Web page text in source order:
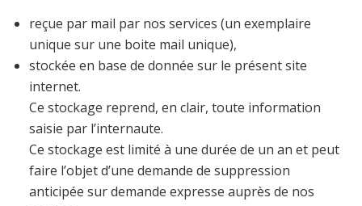
reçue par mail par nos services (un exemplaire
unique sur une boite mail unique),
stockée en base de donnée sur le présent site
internet.
Ce stockage reprend, en clair, toute information
saisie par l’internaute.
Ce stockage est limité à une durée de un an et peut
faire l’objet d’une demande de suppression
anticipée sur demande expresse auprès de nos